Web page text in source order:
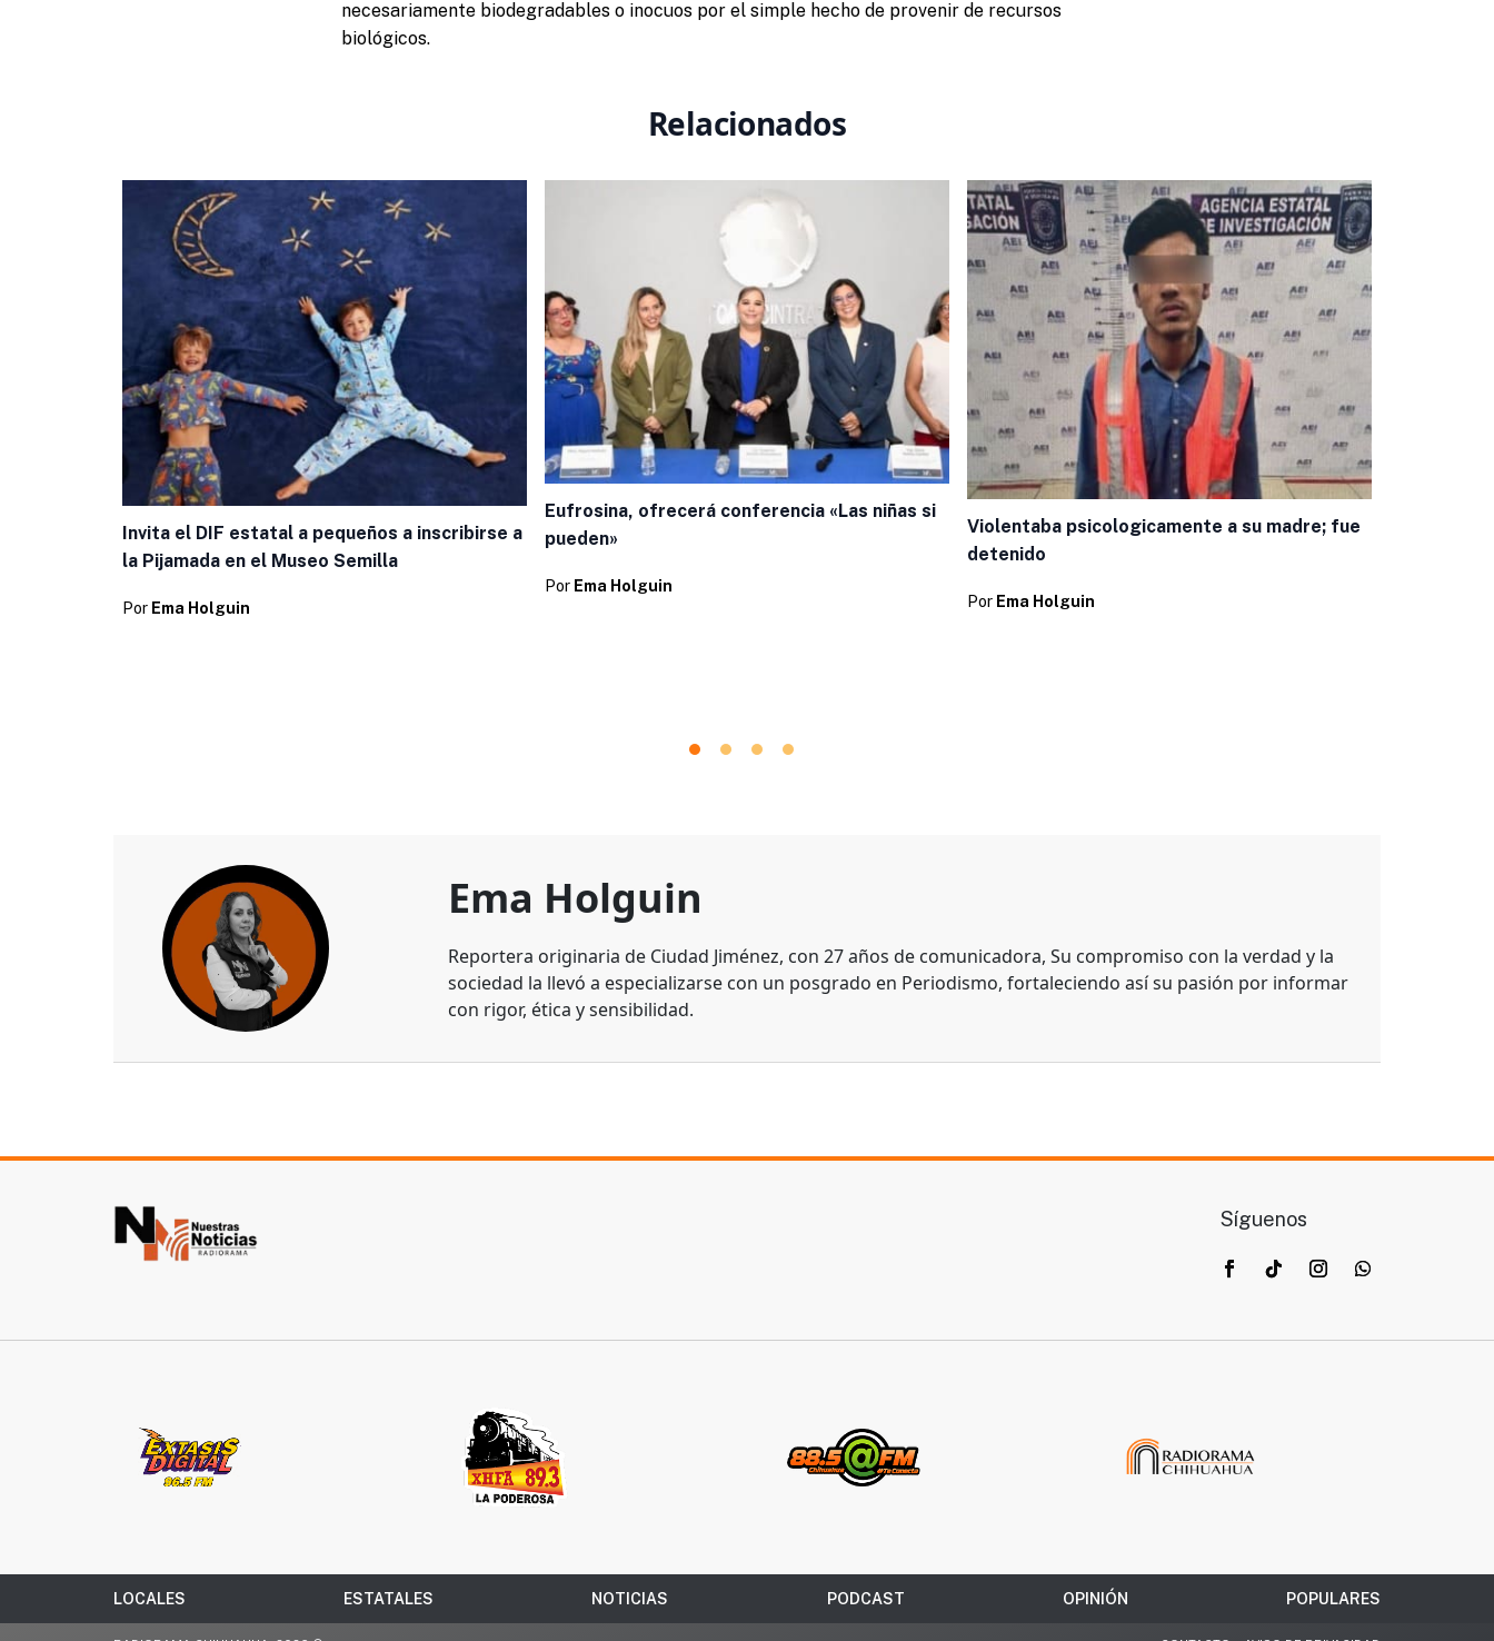
necesariamente biodegradables o inocuos por el simple hecho de provenir de recursos
biológicos.
Relacionados
Invita el DIF estatal a pequeños a inscribirse a
la Pijamada en el Museo Semilla
Por Ema Holguin
Eufrosina, ofrecerá conferencia «Las niñas si
pueden»
Por Ema Holguin
Violentaba psicologicamente a su madre; fue
detenido
Por Ema Holguin
Ema Holguin
Reportera originaria de Ciudad Jiménez, con 27 años de comunicadora, Su compromiso con la verdad y la
sociedad la llevó a especializarse con un posgrado en Periodismo, fortaleciendo así su pasión por informar
con rigor, ética y sensibilidad.
Síguenos
LOCALES ESTATALES NOTICIAS PODCAST OPINIÓN POPULARES